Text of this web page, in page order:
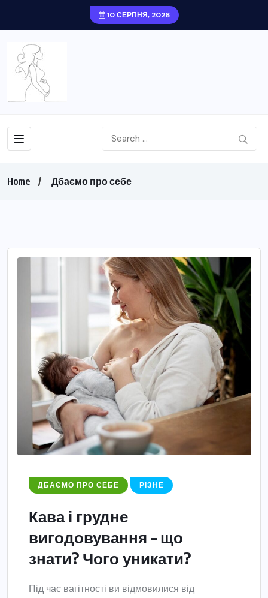
10 СЕРПНЯ, 2026
Home Дбаємо про себе
ДБАЄМО ПРО СЕБЕ РІЗНЕ
Кава і грудне
вигодовування – що
знати? Чого уникати?
Під час вагітності ви відмовилися від